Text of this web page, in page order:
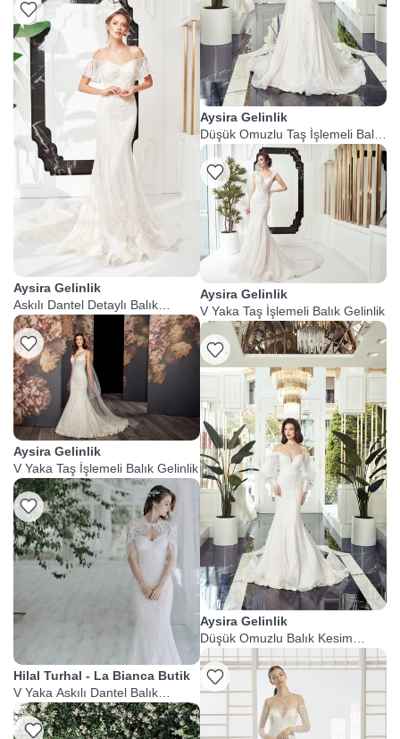
Aysira Gelinlik
Askılı Dantel Detaylı Balık
Gelinlik
Aysira Gelinlik
V Yaka Taş İşlemeli Balık Gelinlik
Hilal Turhal - La Bianca Butik
V Yaka Askılı Dantel Balık
Gelinlik
Listeme Ekle
Aysira Gelinlik
Düşük Omuzlu Taş İşlemeli Balık
Gelinlik
Aysira Gelinlik
V Yaka Taş İşlemeli Balık Gelinlik
Aysira Gelinlik
Düşük Omuzlu Balık Kesim
Dantelli Gelinlik